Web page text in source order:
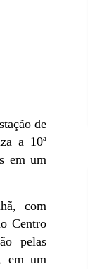
de
a 10ª
em um
com
Centro
pelas
em um